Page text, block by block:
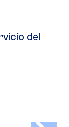
del